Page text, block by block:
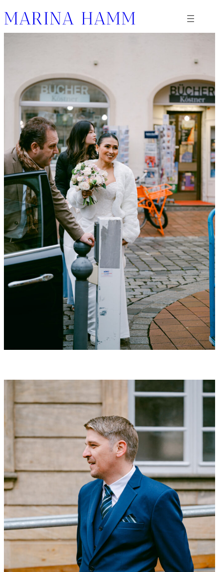
Zum
Inhalt
springen
MARINA HAMM